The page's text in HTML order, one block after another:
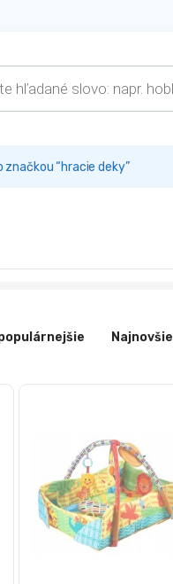
značkou “hracie deky”
Najnovšie